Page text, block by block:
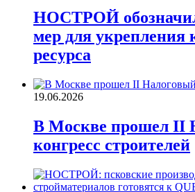
НОСТРОЙ
мер для укрепления
ресурса
19.06.2026
В Москве прошел II
конгресс строителей